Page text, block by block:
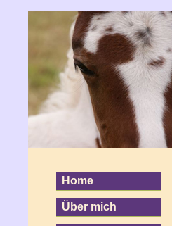
Home
Über mich